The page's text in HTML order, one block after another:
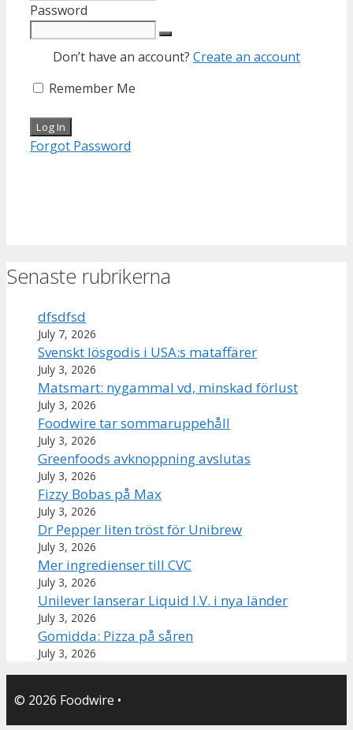
Password
Don’t have an account? Create an account
Remember Me
Forgot Password
Senaste rubrikerna
dfsdfsd
July 7, 2026
Svenskt lösgodis i USA:s mataffärer
July 3, 2026
Matsmart: nygammal vd, minskad förlust
July 3, 2026
Foodwire tar sommaruppehåll
July 3, 2026
Greenfoods avknoppning avslutas
July 3, 2026
Fizzy Bobas på Max
July 3, 2026
Dr Pepper liten tröst för Unibrew
July 3, 2026
Mer ingredienser till CVC
July 3, 2026
Unilever lanserar Liquid I.V. i nya länder
July 3, 2026
Gomidda: Pizza på såren
July 3, 2026
© 2026 Foodwire •